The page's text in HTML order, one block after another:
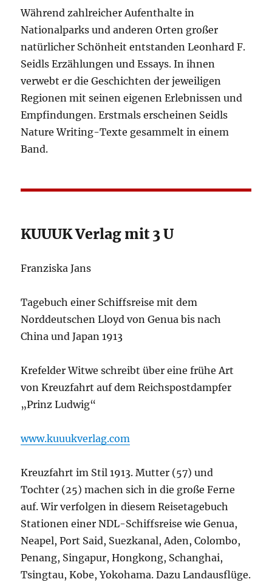
Während zahlreicher Aufenthalte in
Nationalparks und anderen Orten großer
natürlicher Schönheit entstanden Leonhard F.
Seidls Erzählungen und Essays. In ihnen
verwebt er die Geschichten der jeweiligen
Regionen mit seinen eigenen Erlebnissen und
Empfindungen. Erstmals erscheinen Seidls
Nature Writing-Texte gesammelt in einem
Band.
KUUUK Verlag mit 3 U
Franziska Jans
Tagebuch einer Schiffsreise mit dem
Norddeutschen Lloyd von Genua bis nach
China und Japan 1913
Krefelder Witwe schreibt über eine frühe Art
von Kreuzfahrt auf dem Reichspostdampfer
„Prinz Ludwig“
www.kuuukverlag.com
Kreuzfahrt im Stil 1913. Mutter (57) und
Tochter (25) machen sich in die große Ferne
auf. Wir verfolgen in diesem Reisetagebuch
Stationen einer NDL-Schiffsreise wie Genua,
Neapel, Port Said, Suezkanal, Aden, Colombo,
Penang, Singapur, Hongkong, Schanghai,
Tsingtau, Kobe, Yokohama. Dazu Landausflüge.